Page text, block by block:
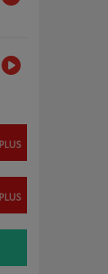
PLUS
PLUS